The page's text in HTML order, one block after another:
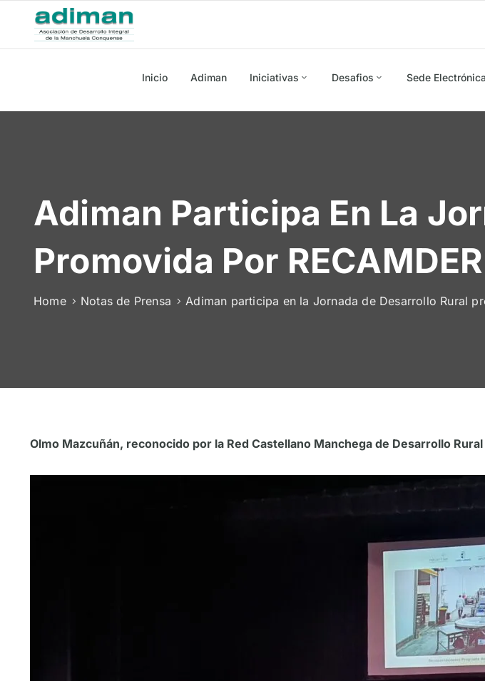
Inicio Adiman Iniciativas Desafios Sede Electrónica
Adiman Participa En La
Promovida Por RECAMDER
Home Notas de Prensa Adiman participa en la Jornada de Desarrollo Rural
Olmo Mazcuñán, reconocido por la Red Castellano Manchega de Desarrollo